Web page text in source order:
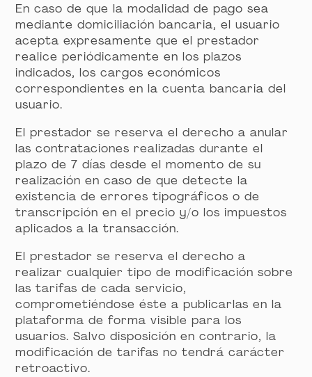
En caso de que la modalidad de pago sea
mediante domiciliación bancaria, el usuario
acepta expresamente que el prestador
realice periódicamente en los plazos
indicados, los cargos económicos
correspondientes en la cuenta bancaria del
usuario.
El prestador se reserva el derecho a anular
las contrataciones realizadas durante el
plazo de 7 días desde el momento de su
realización en caso de que detecte la
existencia de errores tipográficos o de
transcripción en el precio y/o los impuestos
aplicados a la transacción.
El prestador se reserva el derecho a
realizar cualquier tipo de modificación sobre
las tarifas de cada servicio,
comprometiéndose éste a publicarlas en la
plataforma de forma visible para los
usuarios. Salvo disposición en contrario, la
modificación de tarifas no tendrá carácter
retroactivo.